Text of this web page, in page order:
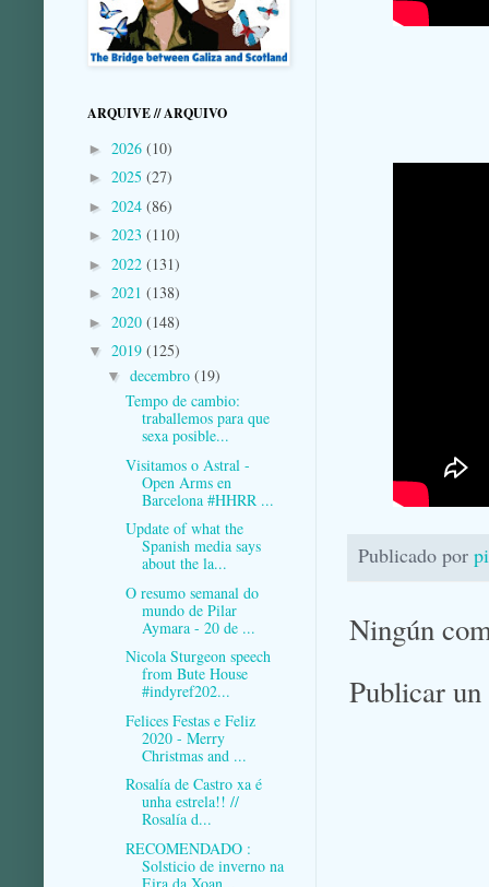
Publicado por
Ningún
Publicar
ARQUIVE // ARQUIVO
► 2026 (10)
► 2025 (27)
► 2024 (86)
► 2023 (110)
► 2022 (131)
► 2021 (138)
► 2020 (148)
▼ 2019 (125)
▼ decembro (19)
Tempo de cambio:
traballemos para que
sexa posible...
Visitamos o Astral -
Open Arms en
Barcelona #HHRR ...
Update of what the
Spanish media says
about the la...
O resumo semanal do
mundo de Pilar
Aymara - 20 de ...
Nicola Sturgeon speech
from Bute House
#indyref202...
Felices Festas e Feliz
2020 - Merry
Christmas and ...
Rosalía de Castro xa é
unha estrela!! //
Rosalía d...
RECOMENDADO :
Solsticio de inverno na
Eira da Xoan...